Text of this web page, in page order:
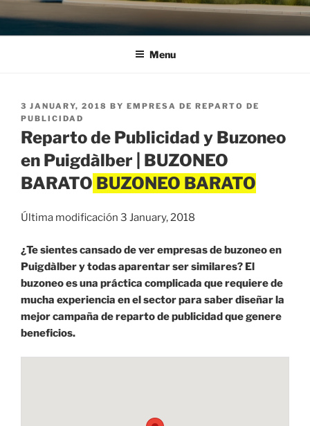
Menu
POSTED
ON
3 JANUARY, 2018 BY EMPRESA DE REPARTO DE
PUBLICIDAD
Reparto de Publicidad y Buzoneo
en Puigdàlber | BUZONEO
BARATO
Última modificación 3 January, 2018
¿Te sientes cansado de ver empresas de buzoneo en
Puigdàlber y todas aparentar ser similares? El
buzoneo es una práctica complicada que requiere de
mucha experiencia en el sector para saber diseñar la
mejor campaña de reparto de publicidad que genere
beneficios.